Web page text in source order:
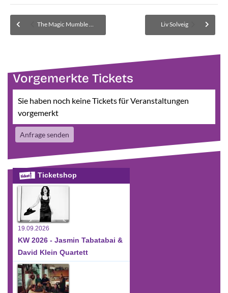
The Magic Mumble Jumble (Stehen) Liv Solveig
Vorgemerkte Tickets
Sie haben noch keine Tickets für Veranstaltungen
vorgemerkt
Anfrage senden
Ticketshop
19.09.2026
KW 2026 - Jasmin Tabatabai &
David Klein Quartett